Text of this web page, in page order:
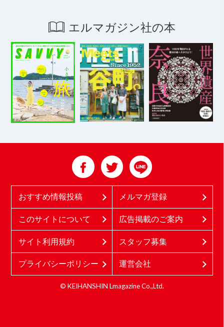
エルマガジン社の本
おすすめ情報投稿 メルマガ登録
このサイトについて 広告掲載のご案内
サイト利用規約 スタッフ募集
プライバシーポリシー 運営会社
© KEIHANSHIN Lmagazine Co.,Ltd.